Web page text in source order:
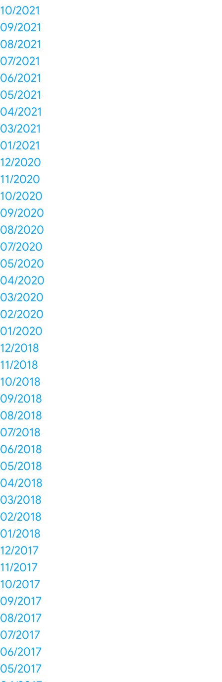
10/2021
09/2021
08/2021
07/2021
06/2021
05/2021
04/2021
03/2021
01/2021
12/2020
11/2020
10/2020
09/2020
08/2020
07/2020
05/2020
04/2020
03/2020
02/2020
01/2020
12/2018
11/2018
10/2018
09/2018
08/2018
07/2018
06/2018
05/2018
04/2018
03/2018
02/2018
01/2018
12/2017
11/2017
10/2017
09/2017
08/2017
07/2017
06/2017
05/2017